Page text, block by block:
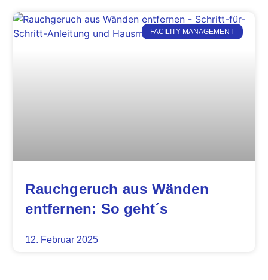
FACILITY MANAGEMENT
Rauchgeruch aus Wänden
entfernen: So geht´s
12. Februar 2025